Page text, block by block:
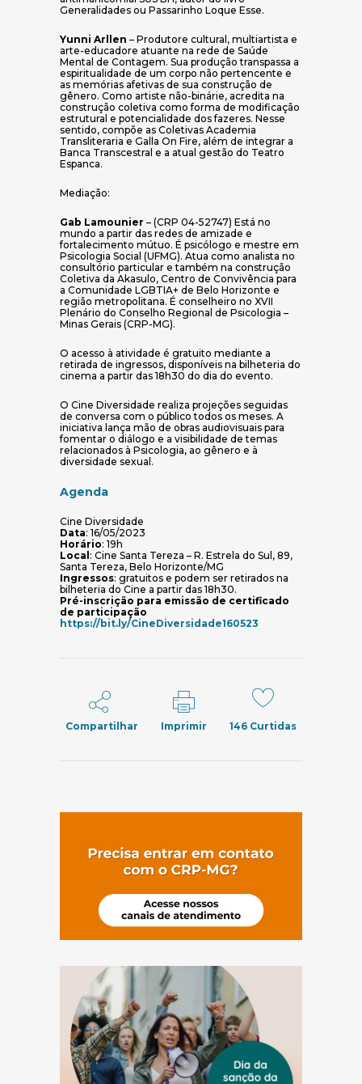
Generalidades ou Passarinho Loque Esse.
Yunni Arllen – Produtore cultural, multiartista e
arte-educadore atuante na rede de Saúde
Mental de Contagem. Sua produção transpassa a
espiritualidade de um corpo não pertencente e
as memórias afetivas de sua construção de
gênero. Como artiste não-binárie, acredita na
construção coletiva como forma de modificação
estrutural e potencialidade dos fazeres. Nesse
sentido, compõe as Coletivas Academia
Transliteraria e Galla On Fire, além de integrar a
Banca Transcestral e a atual gestão do Teatro
Espanca.
Mediação:
Gab Lamounier – (CRP 04-52747) Está no
mundo a partir das redes de amizade e
fortalecimento mútuo. É psicólogo e mestre em
Psicologia Social (UFMG). Atua como analista no
consultório particular e também na construção
Coletiva da Akasulo, Centro de Convivência para
a Comunidade LGBTIA+ de Belo Horizonte e
região metropolitana. É conselheiro no XVII
Plenário do Conselho Regional de Psicologia –
Minas Gerais (CRP-MG).
O acesso à atividade é gratuito mediante a
retirada de ingressos, disponíveis na bilheteria do
cinema a partir das 18h30 do dia do evento.
O Cine Diversidade realiza projeções seguidas
de conversa com o público todos os meses. A
iniciativa lança mão de obras audiovisuais para
fomentar o diálogo e a visibilidade de temas
relacionados à Psicologia, ao gênero e à
diversidade sexual.
Agenda
Cine Diversidade
Data: 16/05/2023
Horário: 19h
Local : Cine Santa Tereza – R. Estrela do Sul, 89,
Santa Tereza, Belo Horizonte/MG
Ingressos: gratuitos e podem ser retirados na
bilheteria do Cine a partir das 18h30.
Pré-inscrição para emissão de certificado
de participação
https://bit.ly/CineDiversidade160523
Compartilhar Imprimir 146 Curtidas